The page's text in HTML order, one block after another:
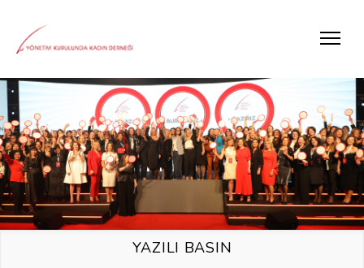
YAZILI BASIN